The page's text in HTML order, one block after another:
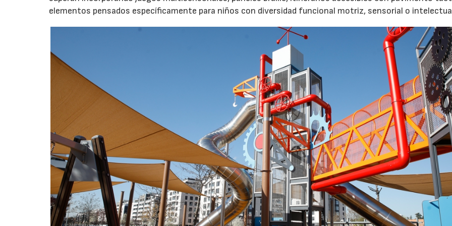
elementos pensados específicamente para niños con diversidad funcional motriz, sensorial o